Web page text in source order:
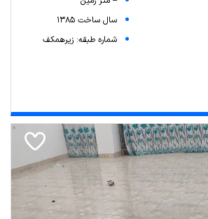
سال ساخت 1385
شماره طبقه: زیرهمکف